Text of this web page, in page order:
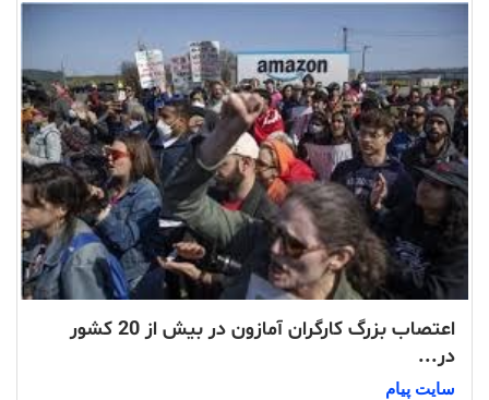
اعتصاب بزرگ کارگران آمازون در بیش از 20 کشور
در...
سایت پیام